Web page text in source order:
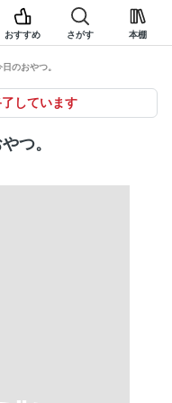
おすすめ さがす 本棚
のおやつ。
しています
つ。